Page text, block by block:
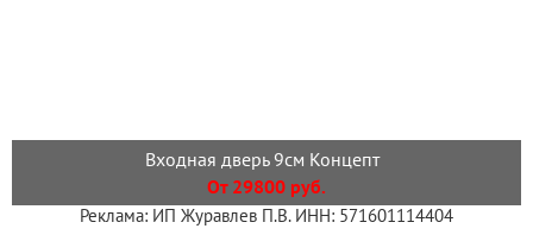
Входная дверь 9см Концепт
От 29800 руб.
Реклама: ИП Журавлев П.В. ИНН: 571601114404